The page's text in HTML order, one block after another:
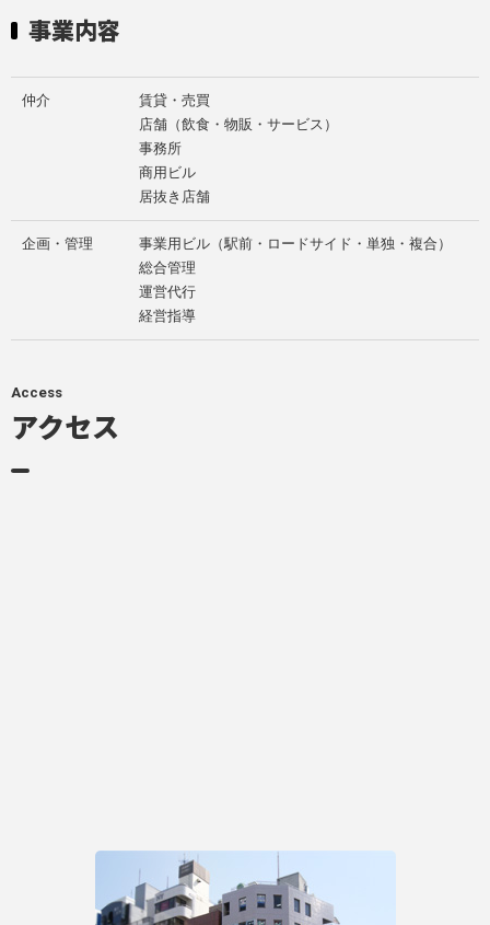
事業内容
仲介
賃貸・売買
店舗（飲食・物販・サービス）
事務所
商用ビル
居抜き店舗
企画・管理
事業用ビル（駅前・ロードサイド・単独・複合）
総合管理
運営代行
経営指導
Access
アクセス